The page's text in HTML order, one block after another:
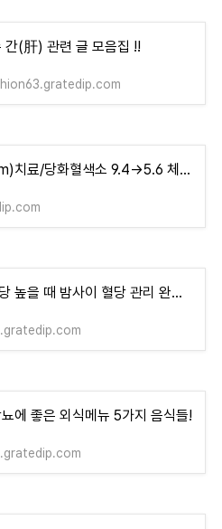
간(肝) 관련 글 모음집 !!
간암(9.12cm)치료/당화혈색소 9.4→5.6 체험기 모음집 - money-health
아침공복혈당 높을 때 밤사이 혈당 관리 완벽 가이드!
에 좋은 외식메뉴 5가지 음식들!